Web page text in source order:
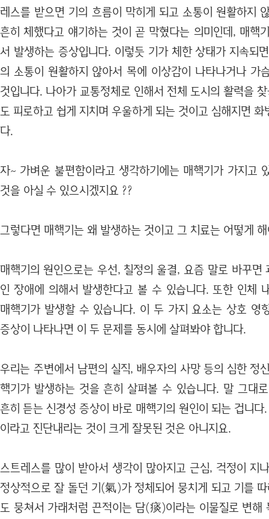
레스를 받으면 기의 흐름이 막히게 되고 소통이 원활하지
흔히 체했다고 얘기하는 것이 곧 막혔다는 의미인데, 매핵
서 발생하는 증상입니다. 이렇듯 기가 체한 상태가 지속되
의 소통이 원활하지 않아서 목에 이상감이 나타나거나 가
것입니다. 나아가 교통정체로 인해서 전체 도시의 활력을
도 피로하고 쉽게 지치며 우울하게 되는 것이고 심해지면
다.
자~ 가벼운 불편함이라고 생각하기에는 매핵기가 가지고
것을 아실 수 있으시겠지요 ??
그렇다면 매핵기는 왜 발생하는 것이고 그 치료는 어떻게
매핵기의 원인으로는 우선, 칠정의 울결, 요즘 말로 바꾸면
인 장애에 의해서 발생한다고 볼 수 있습니다. 또한 인체
매핵기가 발생할 수 있습니다. 이 두 가지 요소는 상호 영
증상이 나타나면 이 두 문제를 동시에 살펴봐야 합니다.
우리는 주변에서 남편의 실직, 배우자의 사망 등의 심한 정
핵기가 발생하는 것을 흔히 살펴볼 수 있습니다. 말 그대
흔히 듣는 신경성 증상이 바로 매핵기의 원인이 되는 겁니다
이라고 진단내리는 것이 크게 잘못된 것은 아니지요.
스트레스를 많이 받아서 생각이 많아지고 근심, 걱정이 지
정상적으로 잘 돌던 기(氣)가 정체되어 뭉치게 되고 기를
도 뭉쳐서 가래처럼 끈적이는 담(痰)이라는 이물질로 변해